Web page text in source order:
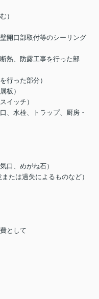
）
開口部取付等のシーリング
熱、防露工事を行った部
行った部分）
板）
イッチ）
、水栓、トラップ、厨房・
口、めがね石）
たは過失によるものなど）
として